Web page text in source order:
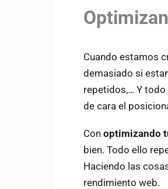
Cuando estamos
demasiado si
repetidos,… Y
de cara el
Con optimizando
bien. Todo ello
Haciendo las
rendimiento web.